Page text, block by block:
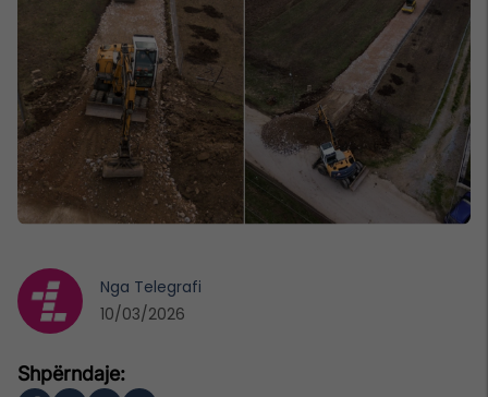
Nga Telegrafi
10/03/2026